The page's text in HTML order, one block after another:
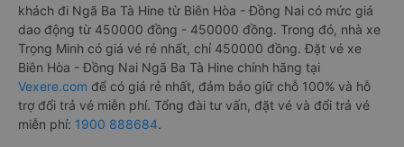
khách đi Ngã Ba Tà Hine từ Biên Hòa - Đồng Nai có mức giá
dao động từ 450000 đồng - 450000 đồng. Trong đó, nhà xe
Trọng Minh có giá vé rẻ nhất, chỉ 450000 đồng. Đặt vé xe
Biên Hòa - Đồng Nai Ngã Ba Tà Hine chính hãng tại
Vexere.com để có giá rẻ nhất, đảm bảo giữ chỗ 100% và hỗ
trợ đổi trả vé miễn phí. Tổng đài tư vấn, đặt vé và đổi trả vé
miễn phí: 1900 888684.